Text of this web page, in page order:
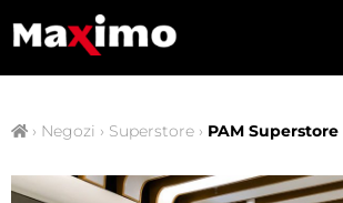
› Negozi › Superstore › PAM Superstore